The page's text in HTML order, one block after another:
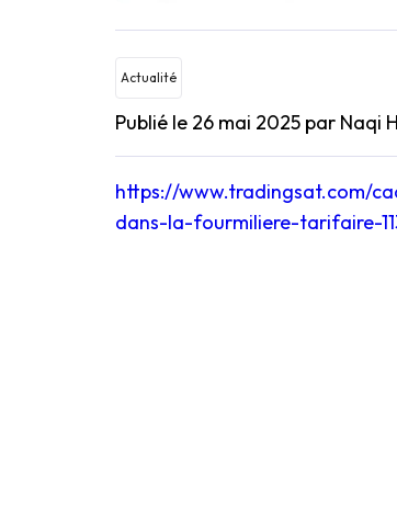
Actualité
Publié le 26 mai 2025 par Naqi
https://www.tradingsat.com/
dans-la-fourmiliere-tarifaire-